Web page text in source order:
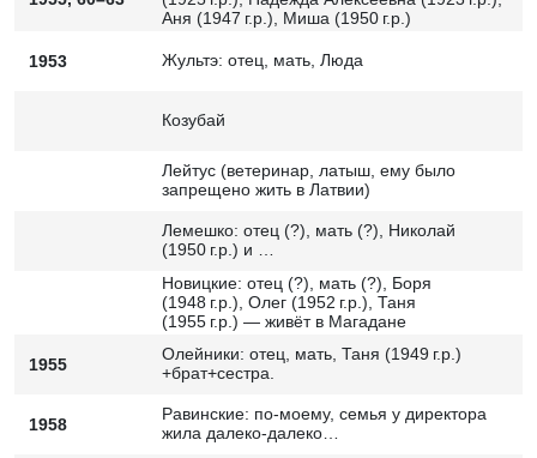
Аня (1947 г.р.), Миша (1950 г.р.)
1953 Жультэ: отец, мать, Люда
Козубай
Лейтус (ветеринар, латыш, ему было
запрещено жить в Латвии)
Лемешко: отец (?), мать (?), Николай
(1950 г.р.) и …
Новицкие: отец (?), мать (?), Боря
(1948 г.р.), Олег (1952 г.р.), Таня
(1955 г.р.) — живёт в Магадане
1955
Олейники: отец, мать, Таня (1949 г.р.)
+брат+сестра.
1958
Равинские: по-моему, семья у директора
жила далеко-далеко…